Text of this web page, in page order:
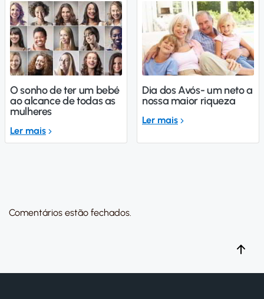
O sonho de ter um bebé
ao alcance de todas as
mulheres
Ler mais
Dia dos Avós- um neto a
nossa maior riqueza
Ler mais
Comentários estão fechados.